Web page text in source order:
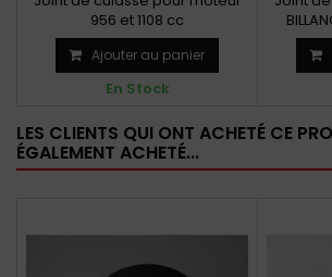
956 et 1108 cc
Ajouter au panier
En Stock
LES CLIENTS QUI ONT ACHETÉ CE
ÉGALEMENT ACHETÉ...